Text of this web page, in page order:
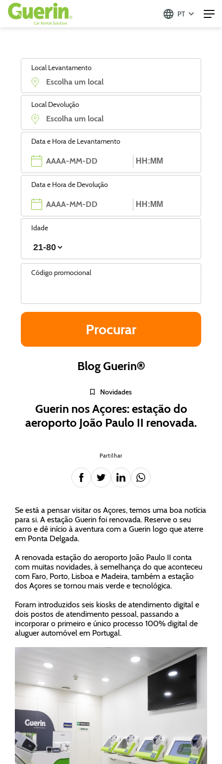
PT
Local Levantamento
Local Devolução
Data e Hora de Levantamento
Data e Hora de Devolução
Idade
Código promocional
Blog Guerin®
Novidades
Guerin nos Açores: estação do
aeroporto João Paulo II renovada.
Partilhar
Se está a pensar visitar os Açores, temos uma boa notícia
para si. A estação Guerin foi renovada. Reserve o seu
carro e dê início à aventura com a Guerin logo que aterre
em Ponta Delgada.
A renovada estação do aeroporto João Paulo II conta
com muitas novidades, à semelhança do que aconteceu
com Faro, Porto, Lisboa e Madeira, também a estação
dos Açores se tornou mais verde e tecnológica.
Foram introduzidos seis kiosks de atendimento digital e
dois postos de atendimento pessoal, passando a
incorporar o primeiro e único processo 100% digital de
aluguer automóvel em Portugal.